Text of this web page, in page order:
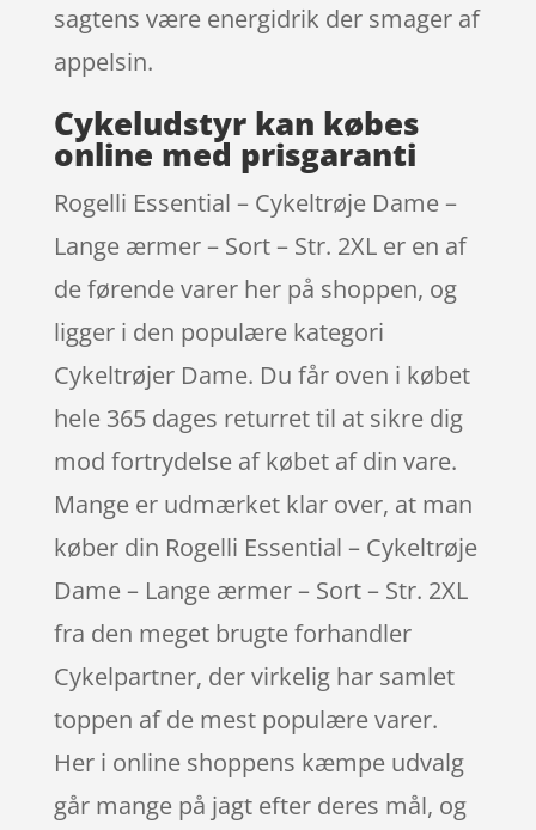
sagtens være energidrik der smager af
appelsin.
Cykeludstyr kan købes
online med prisgaranti
Rogelli Essential – Cykeltrøje Dame –
Lange ærmer – Sort – Str. 2XL er en af
de førende varer her på shoppen, og
ligger i den populære kategori
Cykeltrøjer Dame. Du får oven i købet
hele 365 dages returret til at sikre dig
mod fortrydelse af købet af din vare.
Mange er udmærket klar over, at man
køber din Rogelli Essential – Cykeltrøje
Dame – Lange ærmer – Sort – Str. 2XL
fra den meget brugte forhandler
Cykelpartner, der virkelig har samlet
toppen af de mest populære varer.
Her i online shoppens kæmpe udvalg
går mange på jagt efter deres mål, og